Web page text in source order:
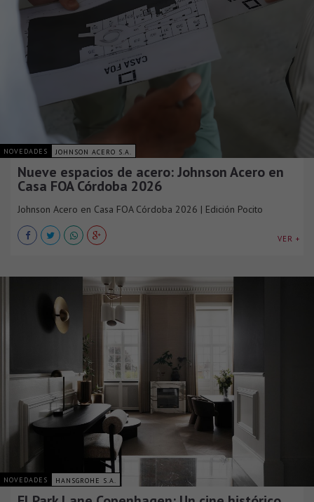
NOVEDADES JOHNSON ACERO S.A.
Nueve espacios de acero: Johnson Acero en
Casa FOA Córdoba 2026
Johnson Acero en Casa FOA Córdoba 2026 | Edición Pocito
VER +
NOVEDADES HANSGROHE S.A.